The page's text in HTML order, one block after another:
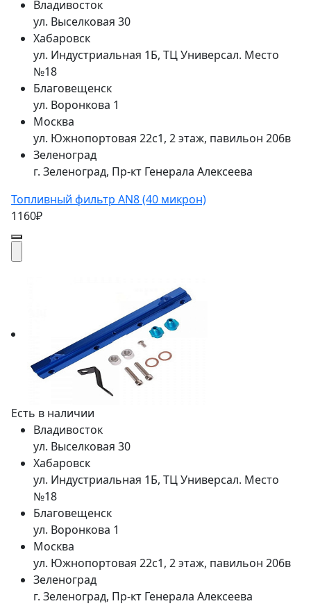
Владивосток
ул. Выселковая 30
Хабаровск
ул. Индустриальная 1Б, ТЦ Универсал. Место
№18
Благовещенск
ул. Воронкова 1
Москва
ул. Южнопортовая 22с1, 2 этаж, павильон 206в
Зеленоград
г. Зеленоград, Пр-кт Генерала Алексеева
Топливный фильтр AN8 (40 микрон)
1160₽
Есть в наличии
Владивосток
ул. Выселковая 30
Хабаровск
ул. Индустриальная 1Б, ТЦ Универсал. Место
№18
Благовещенск
ул. Воронкова 1
Москва
ул. Южнопортовая 22с1, 2 этаж, павильон 206в
Зеленоград
г. Зеленоград, Пр-кт Генерала Алексеева